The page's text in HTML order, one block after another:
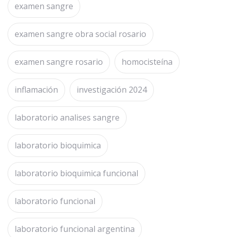
examen sangre
examen sangre obra social rosario
examen sangre rosario homocisteína
inflamación investigación 2024
laboratorio analises sangre
laboratorio bioquimica
laboratorio bioquimica funcional
laboratorio funcional
laboratorio funcional argentina